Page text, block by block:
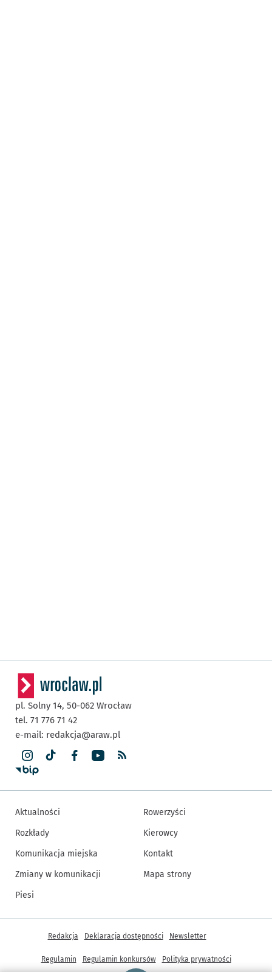
pl. Solny 14, 50-062 Wrocław
tel. 71 776 71 42
e-mail: redakcja@araw.pl
Aktualności
Rozkłady
Komunikacja miejska
Zmiany w komunikacji
Piesi
Rowerzyści
Kierowcy
Kontakt
Mapa strony
Inne informacje
Redakcja Deklaracja dostępności Newsletter
Regulamin Regulamin konkursów
Polityka prywatności